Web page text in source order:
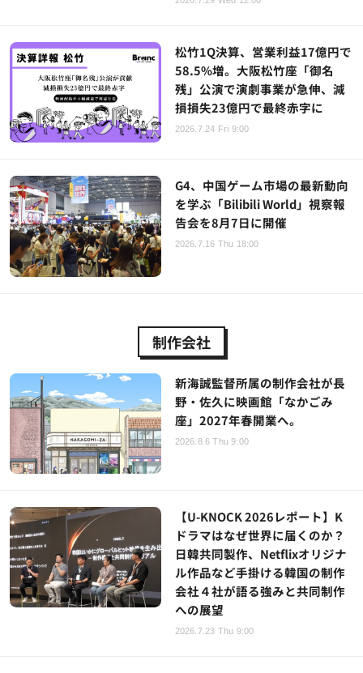
松竹1Q決算、営業利益17億円で
58.5%増。大阪松竹座「御名
残」公演で演劇事業が急伸、減
損損失23億円で最終赤字に
2026.7.24 Fri 9:00
G4、中国ゲーム市場の最新動向
を学ぶ「Bilibili World」視察報
告会を8月7日に開催
2026.7.16 Thu 18:00
制作会社
新海誠監督所属の制作会社が長
野・佐久に映画館「なかごみ
座」2027年春開業へ。
2026.8.6 Thu 9:00
【U-KNOCK 2026レポート】K
ドラマはなぜ世界に届くのか？
日韓共同製作、Netflixオリジナ
ル作品など手掛ける韓国の制作
会社４社が語る強みと共同制作
への展望
2026.7.23 Thu 9:00